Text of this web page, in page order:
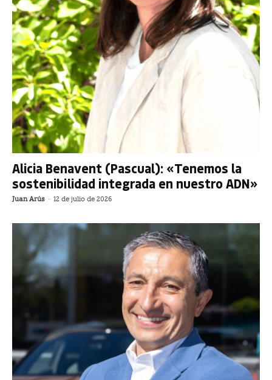
Alicia Benavent (Pascual): «Tenemos la
sostenibilidad integrada en nuestro ADN»
Juan Arús - 12 de julio de 2026